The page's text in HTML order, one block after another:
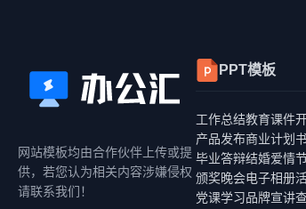
网站模板均由合作伙伴上传或提
供，若您认为相关内容涉嫌侵权
请联系我们！
PPT模板
工作总结教育课件
产品发布商业计划
毕业答辩结婚爱情
颁奖晚会电子相册
党课学习品牌宣讲